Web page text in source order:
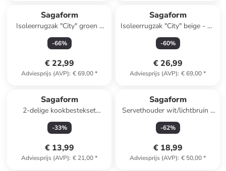
Sagaform
Isoleerrugzak "City" groen -
21 l
-66%
€ 22,99
Adviesprijs (AVP): € 69,00*
Sagaform
Isoleerrugzak "City" beige - 21
l
-60%
€ 26,99
Adviesprijs (AVP): € 69,00*
Sagaform
2-delige kookbestekset
"Daniel" groen
-33%
€ 13,99
Adviesprijs (AVP): € 21,00*
Sagaform
Servethouder wit/lichtbruin -
(L)19 x (B)15 cm
-62%
€ 18,99
Adviesprijs (AVP): € 50,00*